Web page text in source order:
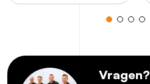
Vragen?